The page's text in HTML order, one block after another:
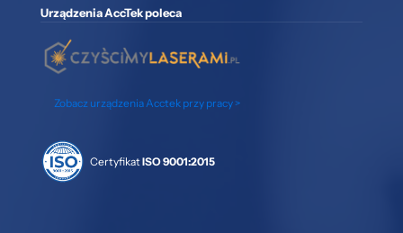
Urządzenia AccTek poleca
Zobacz urządzenia Acctek przy pracy >
CertyfikatISO 9001:2015